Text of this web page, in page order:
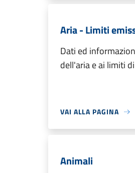
Aria - Limiti
Dati ed
dell'aria e ai limiti
VAI ALLA PAGINA
Animali